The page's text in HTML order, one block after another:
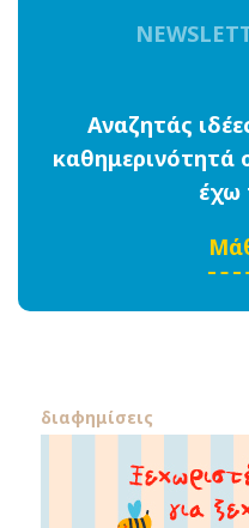
Αναζητάς
καθημερινότητά
έχω
διαφημίσεις